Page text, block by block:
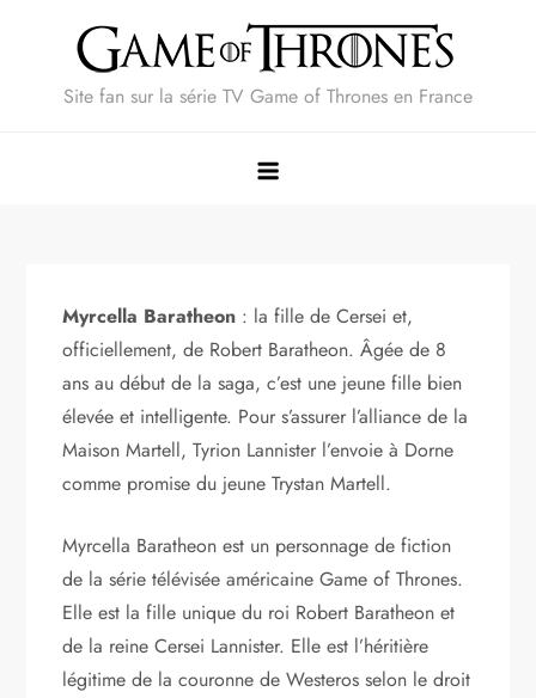
Site fan sur la série TV Game of Thrones en France
Myrcella Baratheon : la fille de Cersei et,
officiellement, de Robert Baratheon. Âgée de 8
ans au début de la saga, c’est une jeune fille bien
élevée et intelligente. Pour s’assurer l’alliance de la
Maison Martell, Tyrion Lannister l’envoie à Dorne
comme promise du jeune Trystan Martell.
Myrcella Baratheon est un personnage de fiction
de la série télévisée américaine Game of Thrones.
Elle est la fille unique du roi Robert Baratheon et
de la reine Cersei Lannister. Elle est l’héritière
légitime de la couronne de Westeros selon le droit